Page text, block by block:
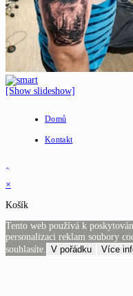
[Show slideshow]
Domů
Kontakt
×
Košík
Tento web používá k
personalizaci reklam soubory
souhlasíte. V pořádku Více